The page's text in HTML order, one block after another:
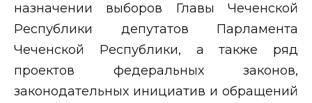
назначении выборов Главы Чеченской
Республики депутатов Парламента
Чеченской Республики, а также ряд
проектов федеральных законов,
законодательных инициатив и обращений